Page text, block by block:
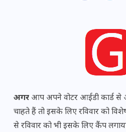
अगर आप अपने वोटर आईडी कार्ड से
चाहते हैं तो इसके लिए रविवार को
से रविवार को भी इसके लिए कैंप